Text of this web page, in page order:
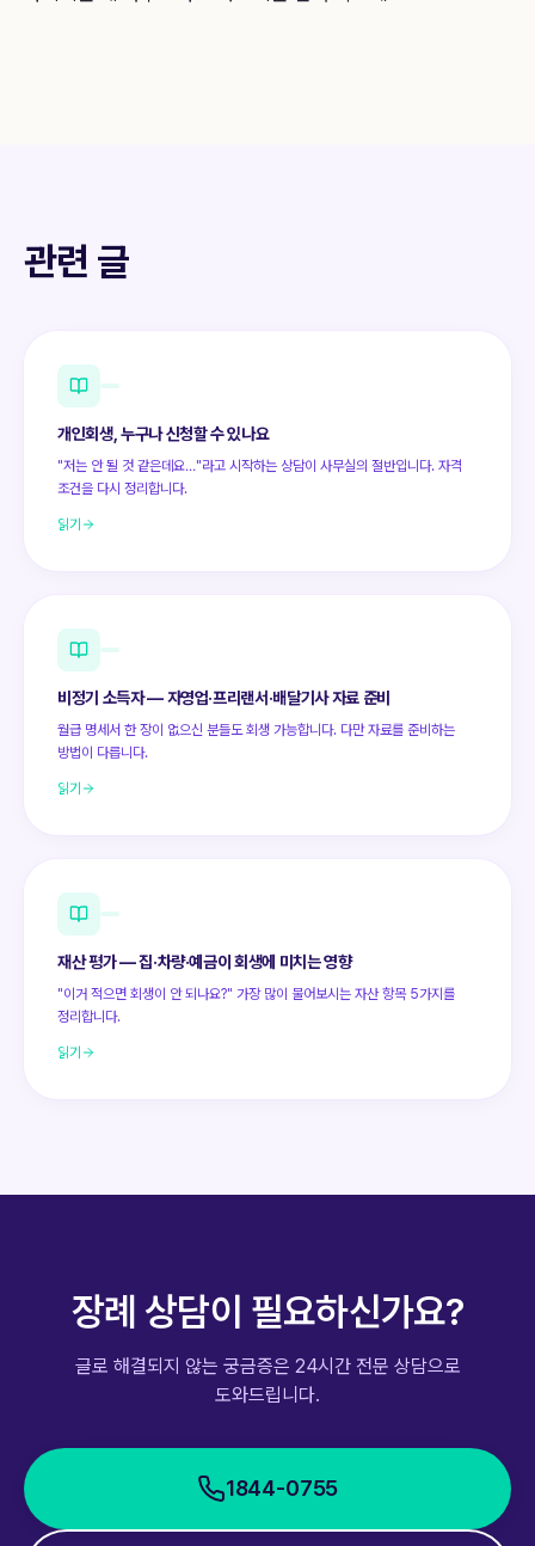
관련 글
개인회생, 누구나 신청할 수 있나요
"저는 안 될 것 같은데요…"라고 시작하는 상담이 사무실의 절반입니다. 자격
조건을 다시 정리합니다.
읽기
비정기 소득자 — 자영업·프리랜서·배달기사 자료 준비
월급 명세서 한 장이 없으신 분들도 회생 가능합니다. 다만 자료를 준비하는
방법이 다릅니다.
읽기
재산 평가 — 집·차량·예금이 회생에 미치는 영향
"이거 적으면 회생이 안 되나요?" 가장 많이 물어보시는 자산 항목 5가지를
정리합니다.
읽기
장례 상담이 필요하신가요?
글로 해결되지 않는 궁금증은 24시간 전문 상담으로
도와드립니다.
1844-0755